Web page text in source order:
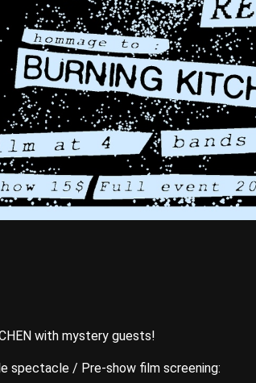
with mystery guests!
spectacle / Pre-show film screening: